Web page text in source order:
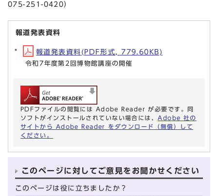
075-251-0420）
報道発表資料
報道発表資料(PDF形式, 779.60KB)
令和7年度第2回博物館講座の開催
PDFファイルの閲覧には Adobe Reader が必要です。同
ソフトがインストールされていない場合には、 Adobe 社の
サイトから Adobe Reader をダウンロード（無償）して
ください。
このページに対してご意見をお聞かせください
このページは役に立ちましたか？